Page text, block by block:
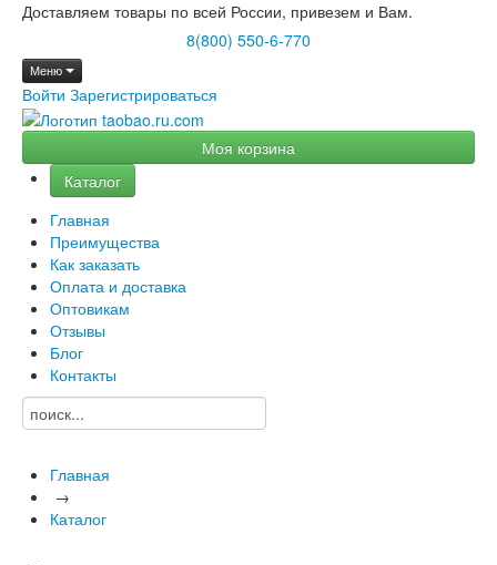
Доставляем товары по всей России, привезем и Вам.
8(800) 550-6-770
Меню
Войти Зарегистрироваться
Моя корзина
Каталог
Главная
Преимущества
Как заказать
Оплата и доставка
Оптовикам
Отзывы
Блог
Контакты
Главная
→
Каталог